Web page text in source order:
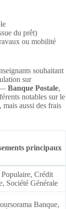
du prêt)
ou mobilité
souhaitant
sur
— Banque Postale,
notables sur le
aussi des frais
principaux
Crédit
Société Générale
Banque,